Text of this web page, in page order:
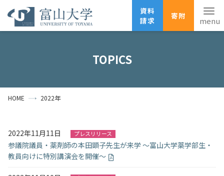
資料
請求
寄附
資料請求
受験生の方 地域・一般の方
卒業生の方 在学生の方
TOPICS
HOME 2022年
2022年11月11日 プレスリリース
参議院議員・薬剤師の本田顕子先生が来学 ～富山大学薬学部生・
教員向けに特別講演会を開催～